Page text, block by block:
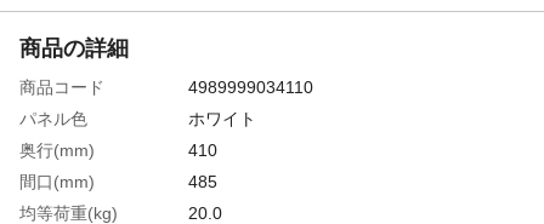
商品の詳細
商品コード
4989999034110
パネル色
ホワイト
奥行(mm)
410
間口(mm)
485
均等荷重(kg)
20.0